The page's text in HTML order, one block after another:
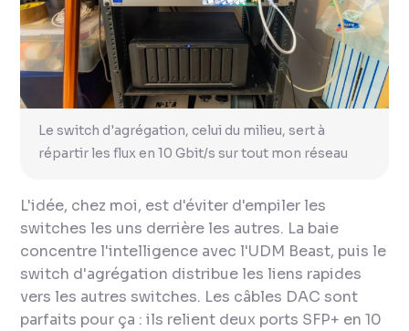
Le switch d'agrégation, celui du milieu, sert à
répartir les flux en 10 Gbit/s sur tout mon réseau
L'idée, chez moi, est d'éviter d'empiler les
switches les uns derrière les autres. La baie
concentre l'intelligence avec l'UDM Beast, puis le
switch d'agrégation distribue les liens rapides
vers les autres switches. Les câbles DAC sont
parfaits pour ça : ils relient deux ports SFP+ en 10